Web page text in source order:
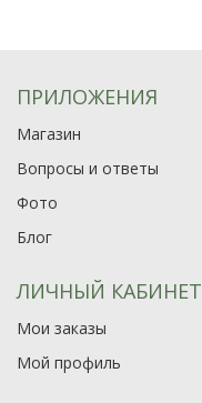
ПРИЛОЖЕНИЯ
Магазин
Вопросы и ответы
Фото
Блог
ЛИЧНЫЙ КАБИНЕТ
Мои заказы
Мой профиль